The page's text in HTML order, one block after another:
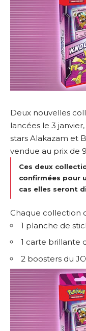
Deux nouvelles
lancées le 3
stars Alakazam et
vendue au prix de
Ces deux
confirmées pour
cas elles seront
Chaque collection
1 planche de
1 carte brillante
2 boosters du